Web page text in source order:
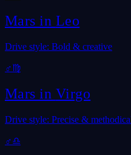
Mars in Leo
Drive style: Bold & creative
♂♍
Mars in Virgo
Drive style: Precise &
♂♎